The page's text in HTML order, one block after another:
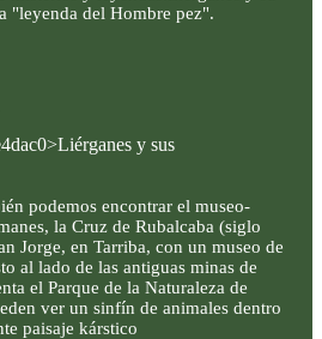
"leyenda del Hombre pez".
podemos encontrar el museo-
la Cruz de Rubalcaba (siglo
Jorge, en Tarriba, con un museo de
al lado de las antiguas minas de
el Parque de la Naturaleza de
ver un sinfín de animales dentro
paisaje kárstico